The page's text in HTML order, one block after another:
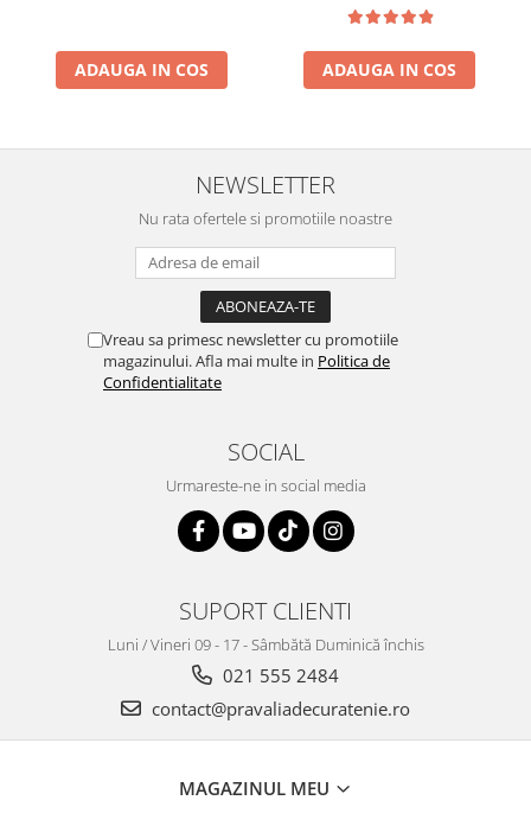
ADAUGA IN COS ADAUGA IN COS
NEWSLETTER
Nu rata ofertele si promotiile noastre
Vreau sa primesc newsletter cu promotiile
magazinului. Afla mai multe in Politica de
Confidentialitate
SOCIAL
Urmareste-ne in social media
SUPORT CLIENTI
Luni / Vineri 09 - 17 - Sâmbătă Duminică închis
021 555 2484
contact@pravaliadecuratenie.ro
MAGAZINUL MEU